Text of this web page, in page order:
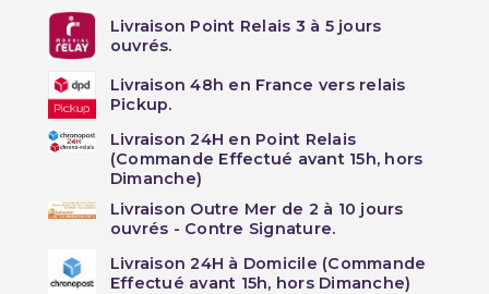
Livraison Point Relais 3 à 5 jours
ouvrés.
Livraison 48h en France vers relais
Pickup.
Livraison 24H en Point Relais
(Commande Effectué avant 15h, hors
Dimanche)
Livraison Outre Mer de 2 à 10 jours
ouvrés - Contre Signature.
Livraison 24H à Domicile (Commande
Effectué avant 15h, hors Dimanche)